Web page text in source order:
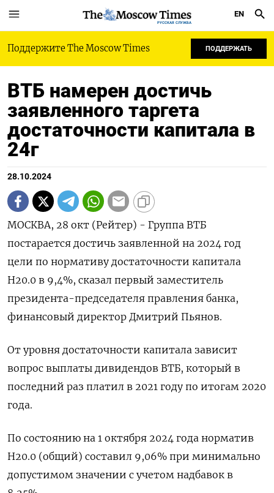
РУССКАЯ СЛУЖБА
EN
Поддержите The Moscow Times ПОДДЕРЖАТЬ
ВТБ намерен достичь
заявленного таргета
достаточности капитала в
24г
28.10.2024
МОСКВА, 28 окт (Рейтер) - Группа ВТБ
постарается достичь заявленной на 2024 год
цели по нормативу достаточности капитала
Н20.0 в 9,4%, сказал первый заместитель
президента-председателя правления банка,
финансовый директор Дмитрий Пьянов.
От уровня достаточности капитала зависит
вопрос выплаты дивидендов ВТБ, который в
последний раз платил в 2021 году по итогам 2020
года.
По состоянию на 1 октября 2024 года норматив
Н20.0 (общий) составил 9,06% при минимально
допустимом значении с учетом надбавок в